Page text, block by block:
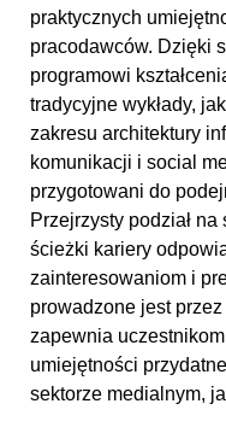
praktycznych
pracodawców. Dzięki
programowi
tradycyjne wykłady,
zakresu architektury
komunikacji i social
przygotowani do
Przejrzysty podział
ścieżki kariery
zainteresowaniom i
prowadzone jest
zapewnia
umiejętności
sektorze medialnym,